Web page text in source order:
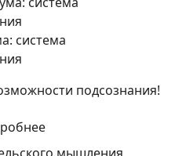
система
подсознания!